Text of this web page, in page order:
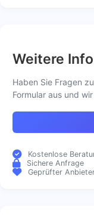
Weitere
Haben Sie Fragen
Formular aus und
Kostenlose
Sichere Anfrage
Geprüfter